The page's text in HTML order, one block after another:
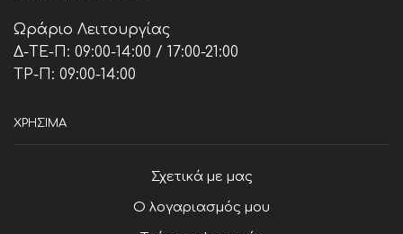
Ωράριο Λειτουργίας
Δ-ΤΕ-Π: 09:00-14:00 / 17:00-21:00
ΤΡ-Π: 09:00-14:00
ΧΡΗΣΙΜΑ
Σχετικά με μας
Ο λογαριασμός μου